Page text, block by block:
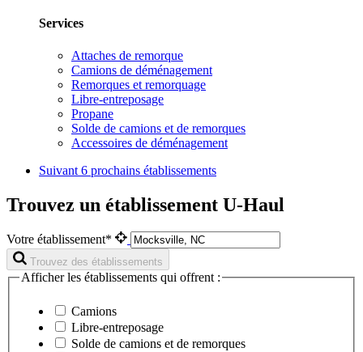
Services
Attaches de remorque
Camions de déménagement
Remorques et remorquage
Libre-entreposage
Propane
Solde de camions et de remorques
Accessoires de déménagement
Suivant 6 prochains établissements
Trouvez un établissement U-Haul
Votre établissement*
Trouvez des établissements
Afficher les établissements qui offrent :
Camions
Libre-entreposage
Solde de camions et de remorques